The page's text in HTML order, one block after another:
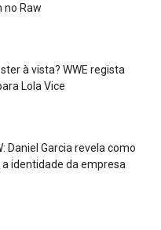
no Raw
à vista? WWE regista
Lola Vice
Daniel Garcia revela como
identidade da empresa